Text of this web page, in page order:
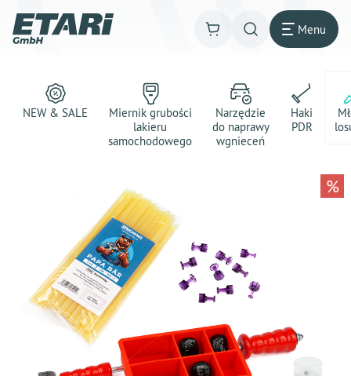
Menu
NEW & SALE
Miernik grubości
lakieru
samochodowego
Narzędzie
do naprawy
wgnieceń
Haki
PDR
%